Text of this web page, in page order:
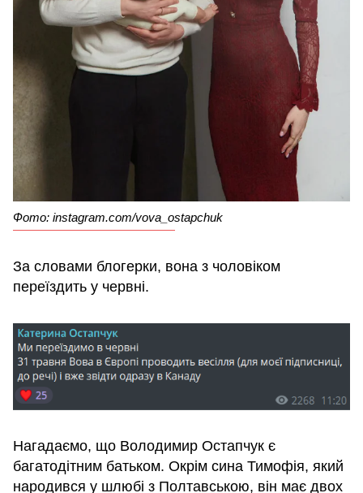
Фото: instagram.com/vova_ostapchuk
За словами блогерки, вона з чоловіком
переїздить у червні.
Нагадаємо, що Володимир Остапчук є
багатодітним батьком. Окрім сина Тимофія, який
народився у шлюбі з Полтавською, він має двох